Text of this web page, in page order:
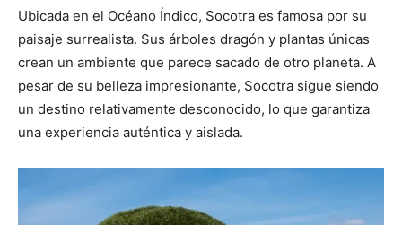
Ubicada en el Océano Índico, Socotra es famosa por su
paisaje surrealista. Sus árboles dragón y plantas únicas
crean un ambiente que parece sacado de otro planeta. A
pesar de su belleza impresionante, Socotra sigue siendo
un destino relativamente desconocido, lo que garantiza
una experiencia auténtica y aislada.